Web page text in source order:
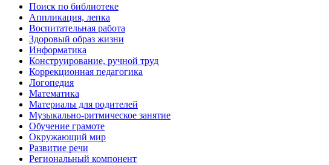
Поиск по библиотеке
Аппликация, лепка
Воспитательная работа
Здоровый образ жизни
Информатика
Конструирование, ручной труд
Коррекционная педагогика
Логопедия
Математика
Материалы для родителей
Музыкально-ритмическое занятие
Обучение грамоте
Окружающий мир
Развитие речи
Региональный компонент